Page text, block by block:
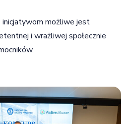
inicjatywom możliwe jest
i wrażliwej społecznie